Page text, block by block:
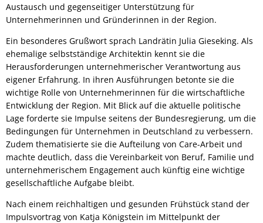
Austausch und gegenseitiger Unterstützung für
Unternehmerinnen und Gründerinnen in der Region.
Ein besonderes Grußwort sprach Landrätin Julia Gieseking. Als
ehemalige selbstständige Architektin kennt sie die
Herausforderungen unternehmerischer Verantwortung aus
eigener Erfahrung. In ihren Ausführungen betonte sie die
wichtige Rolle von Unternehmerinnen für die wirtschaftliche
Entwicklung der Region. Mit Blick auf die aktuelle politische
Lage forderte sie Impulse seitens der Bundesregierung, um die
Bedingungen für Unternehmen in Deutschland zu verbessern.
Zudem thematisierte sie die Aufteilung von Care-Arbeit und
machte deutlich, dass die Vereinbarkeit von Beruf, Familie und
unternehmerischem Engagement auch künftig eine wichtige
gesellschaftliche Aufgabe bleibt.
Nach einem reichhaltigen und gesunden Frühstück stand der
Impulsvortrag von Katja Königstein im Mittelpunkt der